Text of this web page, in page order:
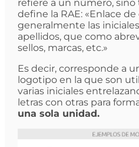
refiere a un número,
define la RAE: «Enlace
generalmente las
apellidos, que como
sellos, marcas, etc.»
Es decir, corresponde a
logotipo en la que son
varias iniciales
letras con otras para
una sola unidad.